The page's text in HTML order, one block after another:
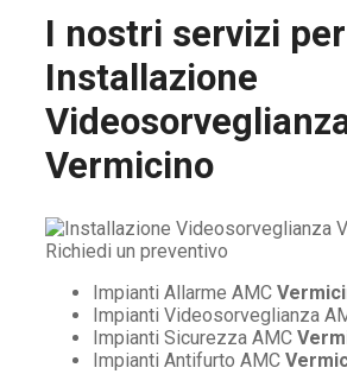
I nostri servizi per
Installazione
Vermicino
Impianti Allarme AMC
Impianti Videosorveglianza
Impianti Sicurezza AMC
Impianti Antifurto AMC